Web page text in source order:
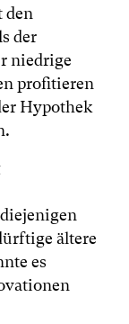
den
der
niedrige
profitieren
Hypothek
ältere
es